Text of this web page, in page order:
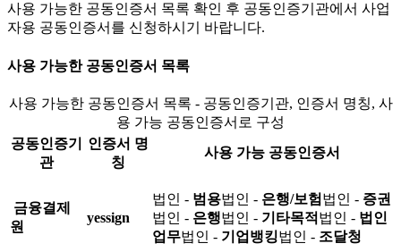
사용 가능한 공동인증서 목록 확인 후 공동인증기관에서 사업
자용 공동인증서를 신청하시기 바랍니다.
사용 가능한 공동인증서 목록
사용 가능한 공동인증서 목록 - 공동인증기관, 인증서 명칭, 사
용 가능 공동인증서로 구성
공동인증기
관
인증서 명
칭
사용 가능 공동인증서
금융결제
원
yessign
법인 - 범용법인 - 은행/보험 법인 - 증권
법인 - 은행법인 - 기타목적 법인 - 법인
업무법인 - 기업뱅킹법인 - 조달청